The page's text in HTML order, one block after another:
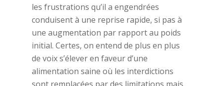
les frustrations qu’il a engendrées
conduisent à une reprise rapide, si pas à
une augmentation par rapport au poids
initial. Certes, on entend de plus en plus
de voix s’élever en faveur d’une
alimentation saine où les interdictions